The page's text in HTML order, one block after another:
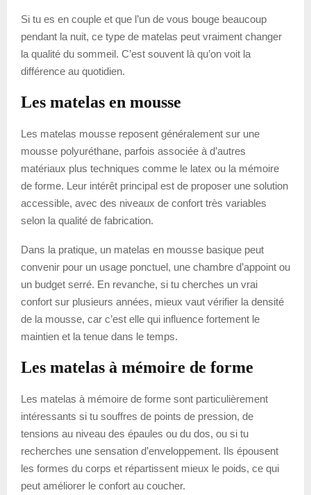
Si tu es en couple et que l’un de vous bouge beaucoup
pendant la nuit, ce type de matelas peut vraiment changer
la qualité du sommeil. C’est souvent là qu’on voit la
différence au quotidien.
Les matelas en mousse
Les matelas mousse reposent généralement sur une
mousse polyuréthane, parfois associée à d’autres
matériaux plus techniques comme le latex ou la mémoire
de forme. Leur intérêt principal est de proposer une solution
accessible, avec des niveaux de confort très variables
selon la qualité de fabrication.
Dans la pratique, un matelas en mousse basique peut
convenir pour un usage ponctuel, une chambre d’appoint ou
un budget serré. En revanche, si tu cherches un vrai
confort sur plusieurs années, mieux vaut vérifier la densité
de la mousse, car c’est elle qui influence fortement le
maintien et la tenue dans le temps.
Les matelas à mémoire de forme
Les matelas à mémoire de forme sont particulièrement
intéressants si tu souffres de points de pression, de
tensions au niveau des épaules ou du dos, ou si tu
recherches une sensation d’enveloppement. Ils épousent
les formes du corps et répartissent mieux le poids, ce qui
peut améliorer le confort au coucher.